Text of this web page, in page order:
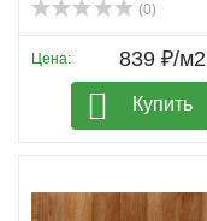
(0)
Цена: 839 ₽/м2
Купить